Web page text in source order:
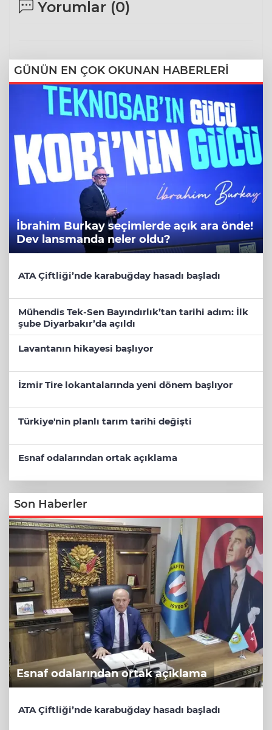
Yorumlar (0)
GÜNÜN EN ÇOK OKUNAN HABERLERİ
İbrahim Burkay seçimlerde açık ara önde!
Dev lansmanda neler oldu?
ATA Çiftliği’nde karabuğday hasadı başladı
Mühendis Tek-Sen Bayındırlık’tan tarihi adım: İlk
şube Diyarbakır’da açıldı
Lavantanın hikayesi başlıyor
İzmir Tire lokantalarında yeni dönem başlıyor
Türkiye'nin planlı tarım tarihi değişti
Esnaf odalarından ortak açıklama
Son Haberler
Esnaf odalarından ortak açıklama
ATA Çiftliği’nde karabuğday hasadı başladı